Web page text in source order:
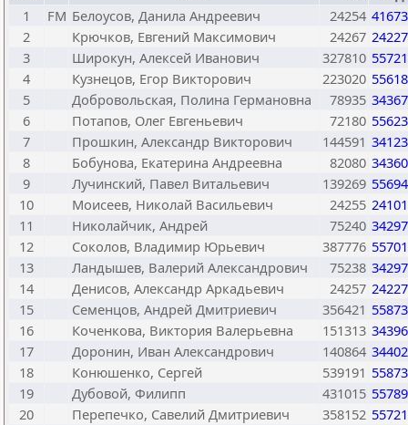
1
FM Белоусов, Данила Андреевич 24254
2
Крючков, Евгений Максимович 24267
3
Широкун, Алексей Иванович 327810
4
Кузнецов, Егор Викторович 223020
5
Добровольская, Полина Германовна 78935
6
Потапов, Олег Евгеньевич 72180
7
Прошкин, Александр Викторович 144591
8
Бобунова, Екатерина Андреевна 82080
9
Лучинский, Павел Витальевич 139269
10
Моисеев, Николай Васильевич 24255
11
Николайчик, Андрей 75240
12
Соколов, Владимир Юрьевич 387776
13
Ландышев, Валерий Александрович 75238
14
Денисов, Александр Аркадьевич 24257
15
Семенцов, Андрей Дмитриевич 356421
16
Коченкова, Виктория Валерьевна 151313
17
Доронин, Иван Александрович 140864
18
Конюшенко, Сергей 539191
19
Дубовой, Филипп 431015
20
Перепечко, Савелий Дмитриевич 358152